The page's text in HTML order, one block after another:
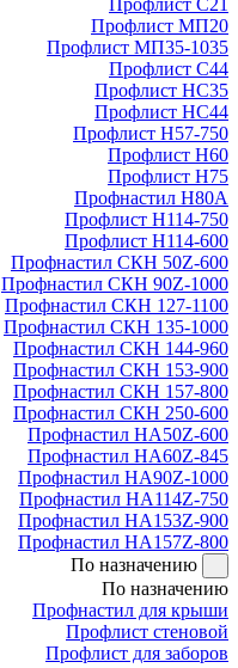
Профлист С21
Профлист МП20
Профлист МП35-1035
Профлист С44
Профлист НС35
Профлист НС44
Профлист Н57-750
Профлист Н60
Профлист Н75
Профнастил Н80А
Профлист Н114-750
Профлист Н114-600
Профнастил СКН 50Z-600
Профнастил СКН 90Z-1000
Профнастил СКН 127-1100
Профнастил СКН 135-1000
Профнастил СКН 144-960
Профнастил СКН 153-900
Профнастил СКН 157-800
Профнастил СКН 250-600
Профнастил НА50Z-600
Профнастил НА60Z-845
Профнастил НА90Z-1000
Профнастил НА114Z-750
Профнастил НА153Z-900
Профнастил НА157Z-800
По назначению
По назначению
Профнастил для крыши
Профлист стеновой
Профлист для заборов